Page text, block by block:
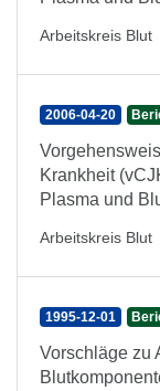
Arbeitskreis Blut
2006-04-20
Krankheit
Plasma und
Arbeitskreis Blut
1995-12-01
Vorschläge zu